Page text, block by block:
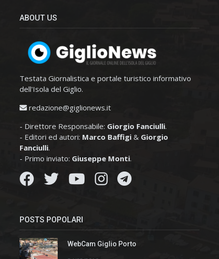
ABOUT US
Testata Giornalistica e portale turistico informativo
dell'Isola del Giglio.
redazione@giglionews.it
- Direttore Responsabile: Giorgio Fanciulli.
- Editori ed autori: Marco Baffigi & Giorgio
Fanciulli.
- Primo inviato: Giuseppe Monti.
POSTS POPOLARI
WebCam Giglio Porto